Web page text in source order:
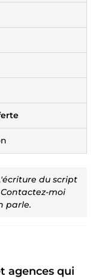
du script
moi
parle.
agences qui